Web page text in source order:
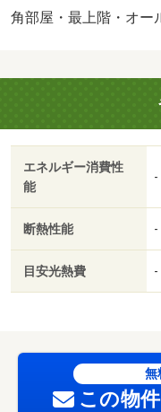
オートロック機能が
角部屋・最上階・オー
エネルギー消費性
能
-
断熱性能 -
目安光熱費 -
無
この物